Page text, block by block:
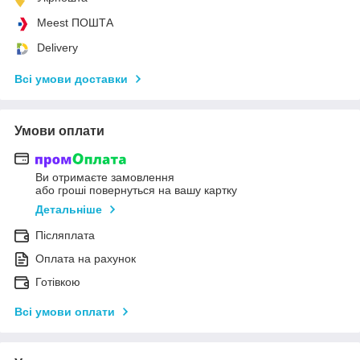
Meest ПОШТА
Delivery
Всі умови доставки
Умови оплати
Ви отримаєте замовлення
або гроші повернуться на вашу картку
Детальніше
Післяплата
Оплата на рахунок
Готівкою
Всі умови оплати